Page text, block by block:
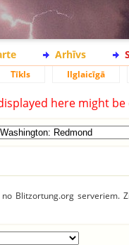
Arhīvs
Tīkls Ilglaicīgā
here might
Blitzortung.org serveriem.